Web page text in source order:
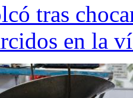
tras
en la